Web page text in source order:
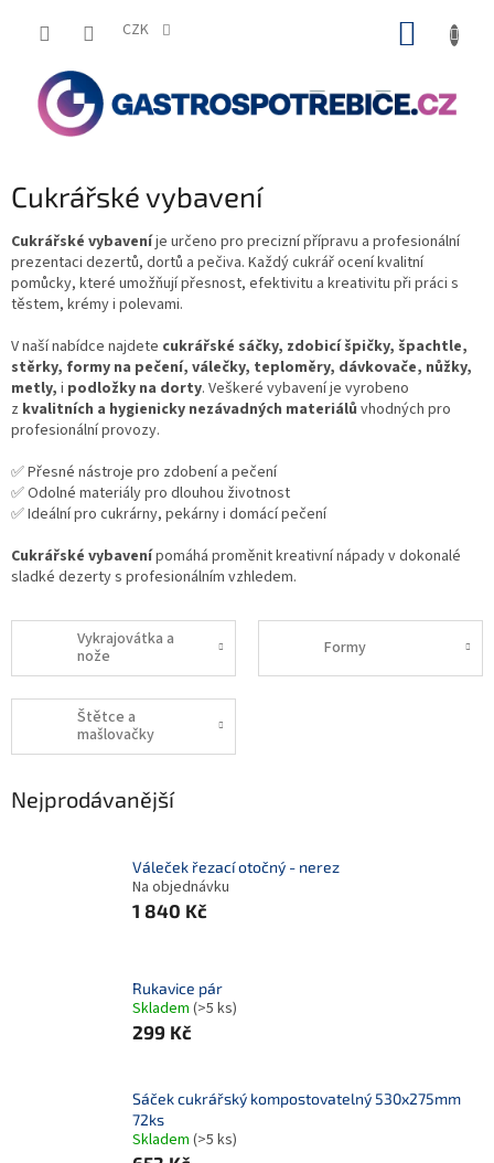
CZK
Cukrářské vybavení
Cukrářské vybaveníje určeno pro precizní přípravu a profesionální
prezentaci dezertů, dortů a pečiva. Každý cukrář ocení kvalitní
pomůcky, které umožňují přesnost, efektivitu a kreativitu při práci s
těstem, krémy i polevami.
V naší nabídce najdete cukrářské sáčky, zdobicí špičky, špachtle,
stěrky, formy na pečení, válečky, teploměry, dávkovače, nůžky,
metly, i podložky na dorty. Veškeré vybavení je vyrobeno
z kvalitních a hygienicky nezávadných materiálů vhodných pro
profesionální provozy.
✅ Přesné nástroje pro zdobení a pečení
✅ Odolné materiály pro dlouhou životnost
✅ Ideální pro cukrárny, pekárny i domácí pečení
Cukrářské vybavenípomáhá proměnit kreativní nápady v dokonalé
sladké dezerty s profesionálním vzhledem.
Vykrajovátka a
nože
Formy
Štětce a
mašlovačky
Nejprodávanější
Váleček řezací otočný - nerez
Na objednávku
1 840 Kč
Rukavice pár
Skladem (>5 ks)
299 Kč
Sáček cukrářský kompostovatelný 530x275mm
72ks
Skladem (>5 ks)